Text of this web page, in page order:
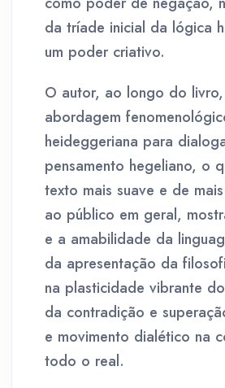
da tríade inicial da lógica
um poder criativo.
O autor, ao longo do livro,
abordagem
heideggeriana para
pensamento hegeliano, o
texto mais suave e de
ao público em geral,
e a amabilidade da
da apresentação da
na plasticidade vibrante
da contradição e
e movimento dialético na
todo o real.